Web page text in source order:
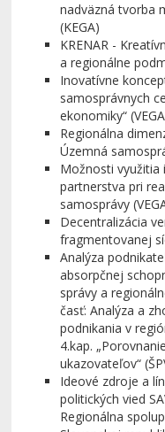
nadväzná tvorba
(KEGA)
KRENAR -
a regionálne
Inovatívne
samosprávnych
ekonomiky“
Regionálna
Územná
Možnosti
partnerstva pri
samosprávy
Decentralizácia
fragmentovanej
Analýza
absorpčnej
správy a
časť: Analýza a
podnikania v
4.kap.
ukazovateľov“
Ideové zdroje a
politických vied
Regionálna